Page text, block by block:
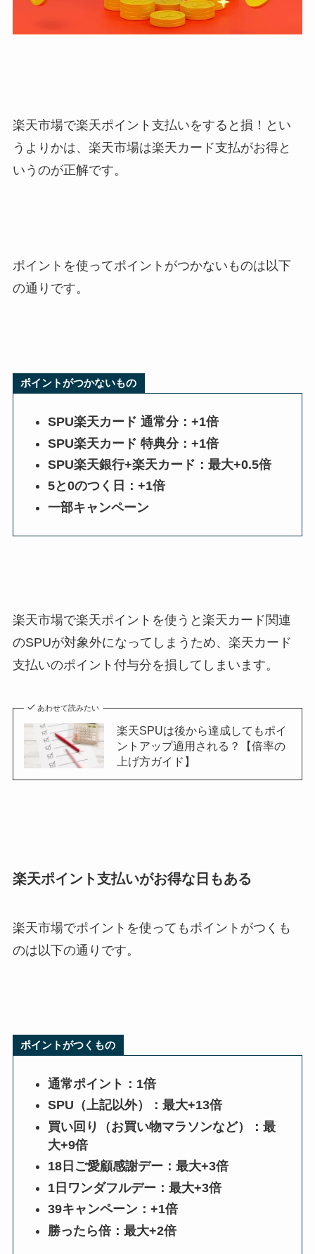
楽天市場で楽天ポイント支払いをすると損！とい
うよりかは、楽天市場は楽天カード支払がお得と
いうのが正解です。
ポイントを使ってポイントがつかないものは以下
の通りです。
ポイントがつかないもの
SPU楽天カード 通常分：+1倍
SPU楽天カード 特典分：+1倍
SPU楽天銀行+楽天カード：最大+0.5倍
5と0のつく日：+1倍
一部キャンペーン
楽天市場で楽天ポイントを使うと楽天カード関連
のSPUが対象外になってしまうため、楽天カード
支払いのポイント付与分を損してしまいます。
あわせて読みたい
楽天SPUは後から達成してもポイ
ントアップ適用される？【倍率の
上げ方ガイド】
楽天ポイント支払いがお得な日もある
楽天市場でポイントを使ってもポイントがつくも
のは以下の通りです。
ポイントがつくもの
通常ポイント：1倍
SPU（上記以外）：最大+13倍
買い回り（お買い物マラソンなど）：最
大+9倍
18日ご愛顧感謝デー：最大+3倍
1日ワンダフルデー：最大+3倍
39キャンペーン：+1倍
勝ったら倍：最大+2倍